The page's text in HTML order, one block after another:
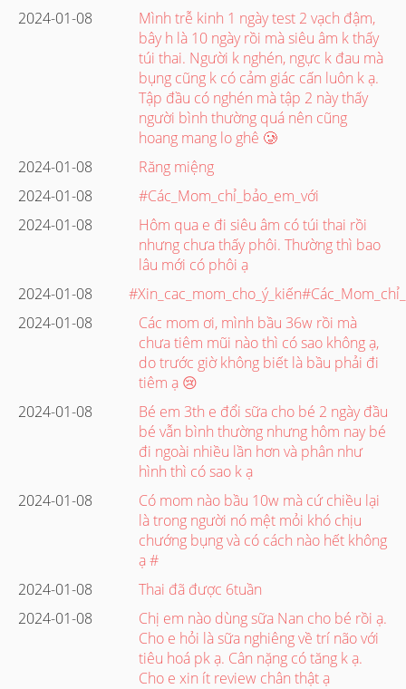
2024-01-08
Mình trễ kinh 1 ngày test 2 vạch đậm,
bây h là 10 ngày rồi mà siêu âm k thấy
túi thai. Người k nghén, ngực k đau mà
bụng cũng k có cảm giác cấn luôn k ạ.
Tập đầu có nghén mà tập 2 này thấy
người bình thường quá nên cũng
hoang mang lo ghê 🥲
2024-01-08
Răng miệng
2024-01-08
#Các_Mom_chỉ_bảo_em_với
2024-01-08
Hôm qua e đi siêu âm có túi thai rồi
nhưng chưa thấy phôi. Thường thì bao
lâu mới có phôi ạ
2024-01-08
2024-01-08
Các mom ơi, mình bầu 36w rồi mà
chưa tiêm mũi nào thì có sao không ạ,
do trước giờ không biết là bầu phải đi
tiêm ạ 😢
2024-01-08
Bé em 3th e đổi sữa cho bé 2 ngày đầu
bé vẫn bình thường nhưng hôm nay bé
đi ngoài nhiều lần hơn và phân như
hình thì có sao k ạ
2024-01-08
Có mom nào bầu 10w mà cứ chiều lại
là trong người nó mệt mỏi khó chịu
chướng bụng và có cách nào hết không
ạ #
2024-01-08
Thai đã được 6tuần
2024-01-08
Chị em nào dùng sữa Nan cho bé rồi ạ.
Cho e hỏi là sữa nghiêng về trí não với
tiêu hoá pk ạ. Cân nặng có tăng k ạ.
Cho e xin ít review chân thật ạ